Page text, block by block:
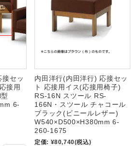
セッ
接用
6-
内田洋行(内田洋行) 応接セッ
ト 応接用イス(応接用椅子)
RS-16N スツール RS-
166N・スツール チャコール
ブラック(ビニールレザー)
W540×D500×H380mm 6-
260-1675
定価: ¥80,740(税込)